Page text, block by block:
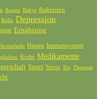
Augen Babys Bakterien
Brille Depression
Ernährung
Husten Immunsystem
Krebs Medikamente
Sport Stress Tee Therapie